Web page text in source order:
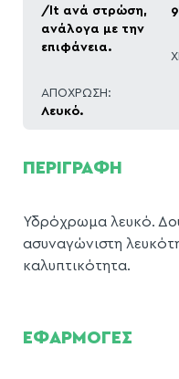
/lt ανά στρώση,
ανάλογα με την
επιφάνεια.
ΑΠΟΧΡΩΣΗ:
Λευκό.
ΠΕΡΙΓΡΑΦΗ
Υδρόχρωμα λευκό.
ασυναγώνιστη
καλυπτικότητα.
ΕΦΑΡΜΟΓΕΣ